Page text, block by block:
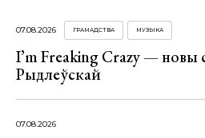
07.08.2026 ГРАМАДСТВА МУЗЫКА
I’m Freaking Crazy — новы
Рыдлеўскай
07.08.2026